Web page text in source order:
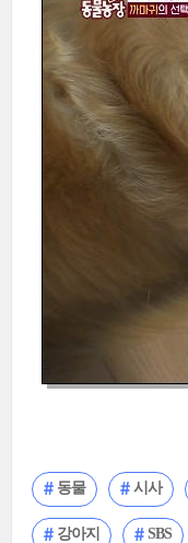
동물 시사
강아지 SBS